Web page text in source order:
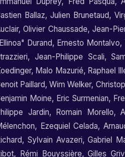
Ballaz, Julien Brunetaud,
,Olivier Chaussade, Jean-
Durand, Ernesto Montalvo,
, Jean-Philippe Scali,
, Malo Mazurié, Raphael
Paillard,Wim Welker,
Moine, Eric Surmenian,
Jardin, Romain Morello,
, Ezequiel Celada,
, Sylvain Avazeri,Gabriel
, Rémi Bouyssière,Gilles